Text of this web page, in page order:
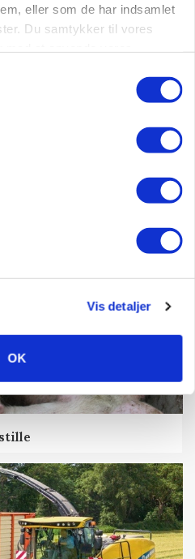
eller som de har indsamlet
Du samtykker til vores
Vis detaljer
OK
skårlægger afprøves i år
på elefantgræs